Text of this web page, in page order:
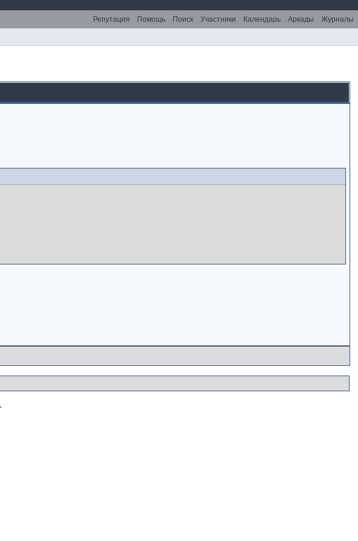
Репутация Помощь Поиск Участники Календарь Аркады Журналы